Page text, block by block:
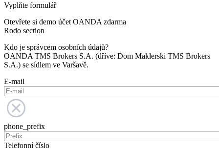
Vyplňte formulář
Otevřete si demo účet OANDA zdarma
Rodo section
Kdo je správcem osobních údajů?
OANDA TMS Brokers S.A. (dříve: Dom Maklerski TMS Brokers
S.A.) se sídlem ve Varšavě.
E-mail
phone_prefix
Telefonní číslo